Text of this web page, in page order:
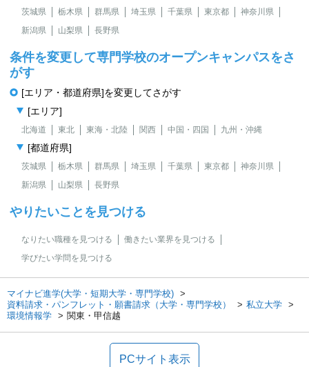
茨城県 栃木県 群馬県 埼玉県 千葉県 東京都
神奈川県
新潟県
山梨県 長野県
条件を変更して専門学校のオープンキャンパスをさ
がす
[エリア・都道府県]を変更してさがす
[エリア]
北海道 東北 東海・北陸 関西 中国・四国 九州・沖縄
[都道府県]
茨城県 栃木県 群馬県 埼玉県 千葉県 東京都
神奈川県
新潟県
山梨県 長野県
やりたいことを見つける
なりたい職種を見つける
働きたい業界を見つける
学びたい学問を見つける
マイナビ進学(大学・短期大学・専門学校)
資料請求・パンフレット・願書請求（大学・専門学校）
私立大学
環境情報学
関東・甲信越
PCサイト表示